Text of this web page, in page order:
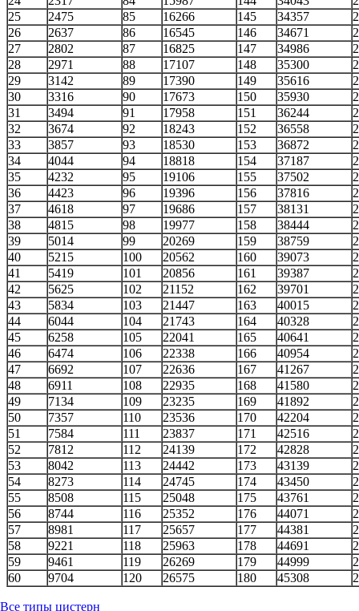
25
2475 85 16266 145 34357
26
2637 86 16545 146 34671
27
2802 87 16825 147 34986
28
2971 88 17107 148 35300
29
3142 89 17390 149 35616
30
3316 90 17673 150 35930
31
3494 91 17958 151 36244
32
3674 92 18243 152 36558
33
3857 93 18530 153 36872
34
4044 94 18818 154 37187
35
4232 95 19106 155 37502
36
4423 96 19396 156 37816
37
4618 97 19686 157 38131
38
4815 98 19977 158 38444
39
5014 99 20269 159 38759
40
5215 100 20562 160 39073
41
5419 101 20856 161 39387
42
5625 102 21152 162 39701
43
5834 103 21447 163 40015
44
6044 104 21743 164 40328
45
6258 105 22041 165 40641
46
6474 106 22338 166 40954
47
6692 107 22636 167 41267
48
6911 108 22935 168 41580
49
7134 109 23235 169 41892
50
7357 110 23536 170 42204
51
7584 111 23837 171 42516
52
7812 112 24139 172 42828
53
8042 113 24442 173 43139
54
8273 114 24745 174 43450
55
8508 115 25048 175 43761
56
8744 116 25352 176 44071
57
8981 117 25657 177 44381
58
9221 118 25963 178 44691
59
9461 119 26269 179 44999
60
9704 120 26575 180 45308
Все типы цистерн